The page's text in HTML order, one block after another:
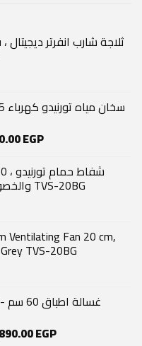
EGP.
EGPCurrent
is:
7,200.00 EGP.
والخصوصية ، أسود × رمادي TVS-20BG
Ventilating Fan 20 cm,
TVS-20BG
EGPCurrent